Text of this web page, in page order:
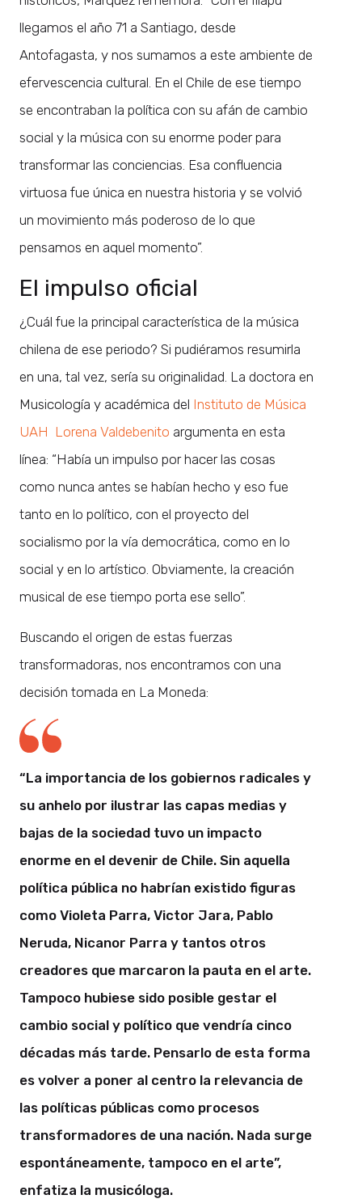
llegamos el año 71 a Santiago, desde
Antofagasta, y nos sumamos a este ambiente de
efervescencia cultural. En el Chile de ese tiempo
se encontraban la política con su afán de cambio
social y la música con su enorme poder para
transformar las conciencias. Esa confluencia
virtuosa fue única en nuestra historia y se volvió
un movimiento más poderoso de lo que
pensamos en aquel momento”.
El impulso oficial
¿Cuál fue la principal característica de la música
chilena de ese periodo? Si pudiéramos resumirla
en una, tal vez, sería su originalidad. La doctora en
Musicología y académica del Instituto de Música
UAH Lorena Valdebenito argumenta en esta
línea: “Había un impulso por hacer las cosas
como nunca antes se habían hecho y eso fue
tanto en lo político, con el proyecto del
socialismo por la vía democrática, como en lo
social y en lo artístico. Obviamente, la creación
musical de ese tiempo porta ese sello”.
Buscando el origen de estas fuerzas
transformadoras, nos encontramos con una
decisión tomada en La Moneda:
“La importancia de los gobiernos radicales y
su anhelo por ilustrar las capas medias y
bajas de la sociedad tuvo un impacto
enorme en el devenir de Chile. Sin aquella
política pública no habrían existido figuras
como Violeta Parra, Victor Jara, Pablo
Neruda, Nicanor Parra y tantos otros
creadores que marcaron la pauta en el arte.
Tampoco hubiese sido posible gestar el
cambio social y político que vendría cinco
décadas más tarde. Pensarlo de esta forma
es volver a poner al centro la relevancia de
las políticas públicas como procesos
transformadores de una nación. Nada surge
espontáneamente, tampoco en el arte”,
enfatiza la musicóloga.